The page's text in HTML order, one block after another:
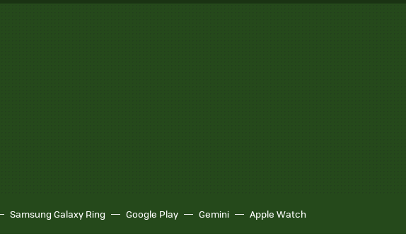
Samsung Galaxy Ring Google Play Gemini Apple Watch